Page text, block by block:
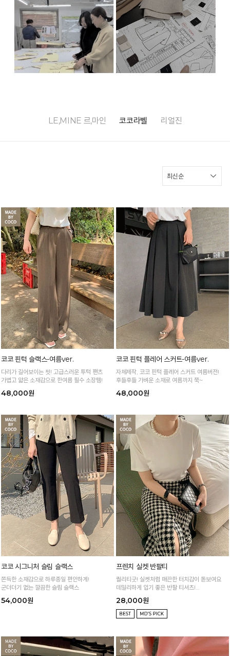
LE,MINE 르,마인 코코라벨 리얼진
코코 핀턱 슬랙스-여름ver.
다리가 길어보이는 핏! 고급스러운 투턱 팬츠
가볍고 얇은 소재감으로 한여름 필수 소장템!
48,000원
코코 핀턱 플레어 스커트-여름ver.
자체제작, 코코 핀턱 플레어 스커트 여름버전!
후들후들 가벼운 소재로 여름까지 쭉~
48,000원
코코 시그니처 슬림 슬랙스
쫀득한 소재감으로 하루종일 편안하게!
군더더기 없는 깔끔한 슬림 슬랙스
54,000원
프렌치 실켓 반팔티
퀄리티굿! 실켓처럼 매끈한 터치감이 돋보여요
데일리하게 입기 좋은 반팔 티셔츠!
5년째 주문폭주! 재구매폭주!
28,000원